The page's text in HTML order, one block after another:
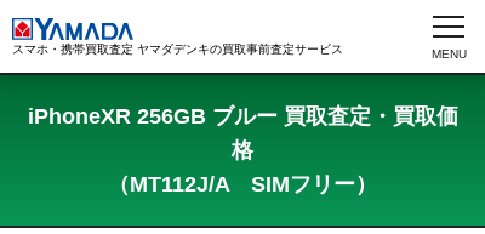
スマホ・携帯買取査定 ヤマダデンキの買取事前査定サービス
iPhoneXR 256GB ブルー 買取査定・買取価
格
（MT112J/A SIMフリー）